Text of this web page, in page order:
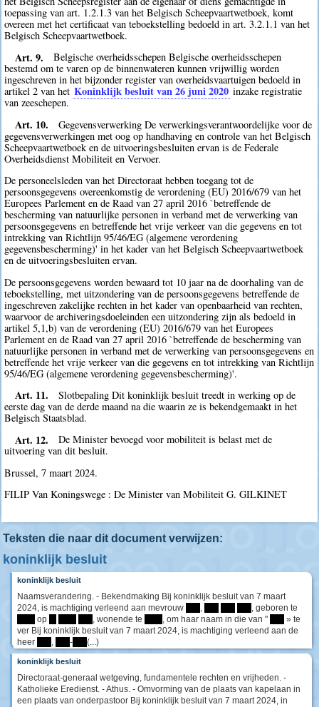
toepassing van art. 1.2.1.3 van het Belgisch Scheepvaartwetboek, komt
overeen met het certificaat van teboekstelling bedoeld in art. 3.2.1.1 van het
Belgisch Scheepvaartwetboek.
Art. 9.
Belgische overheidsschepen Belgische overheidsschepen
bestemd om te varen op de binnenwateren kunnen vrijwillig worden
ingeschreven in het bijzonder register van overheidsvaartuigen bedoeld in
artikel 2 van het Koninklijk besluit van 26 juni 2020 inzake registratie
van zeeschepen.
Art. 10.
Gegevensverwerking De verwerkingsverantwoordelijke voor de
gegevensverwerkingen met oog op handhaving en controle van het Belgisch
Scheepvaartwetboek en de uitvoeringsbesluiten ervan is de Federale
Overheidsdienst Mobiliteit en Vervoer.
De personeelsleden van het Directoraat hebben toegang tot de
persoonsgegevens overeenkomstig de verordening (EU) 2016/679 van het
Europees Parlement en de Raad van 27 april 2016 `betreffende de
bescherming van natuurlijke personen in verband met de verwerking van
persoonsgegevens en betreffende het vrije verkeer van die gegevens en tot
intrekking van Richtlijn 95/46/EG (algemene verordening
gegevensbescherming)' in het kader van het Belgisch Scheepvaartwetboek
en de uitvoeringsbesluiten ervan.
De persoonsgegevens worden bewaard tot 10 jaar na de doorhaling van de
teboekstelling, met uitzondering van de persoonsgegevens betreffende de
ingeschreven zakelijke rechten in het kader van openbaarheid van rechten,
waarvoor de archiveringsdoeleinden een uitzondering zijn als bedoeld in
artikel 5,1,b) van de verordening (EU) 2016/679 van het Europees
Parlement en de Raad van 27 april 2016 `betreffende de bescherming van
natuurlijke personen in verband met de verwerking van persoonsgegevens en
betreffende het vrije verkeer van die gegevens en tot intrekking van Richtlijn
95/46/EG (algemene verordening gegevensbescherming)'.
Art. 11.
Slotbepaling Dit koninklijk besluit treedt in werking op de
eerste dag van de derde maand na die waarin ze is bekendgemaakt in het
Belgisch Staatsblad.
Art. 12.
De Minister bevoegd voor mobiliteit is belast met de
uitvoering van dit besluit.
Brussel, 7 maart 2024.
FILIP Van Koningswege : De Minister van Mobiliteit G. GILKINET
Teksten die naar dit document verwijzen:
koninklijk besluit
koninklijk besluit
Naamsverandering. - Bekendmaking Bij koninklijk besluit van 7 maart
2024, is machtiging verleend aan mevrouw
,
, geboren te
op , wonende te , om haar naam in die van "
» te
ver Bij koninklijk besluit van 7 maart 2024, is machtiging verleend aan de
heer
, - (...)
koninklijk besluit
Directoraat-generaal wetgeving, fundamentele rechten en vrijheden. -
Katholieke Eredienst. - Athus. - Omvorming van de plaats van kapelaan in
een plaats van onderpastoor Bij koninklijk besluit van 7 maart 2024, in